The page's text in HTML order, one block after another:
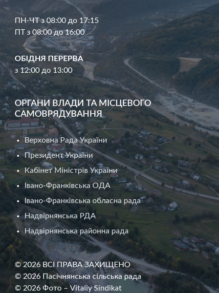
ПН-ЧТ з 08:00 до 17:15
ПТ з 08:00 до 16:00
ОБІДНЯ ПЕРЕРВА
з 12:00 до 13:00
ОРГАНИ ВЛАДИ ТА МІСЦЕВОГО
САМОВРЯДУВАННЯ
Верховна Рада України
Президент України
Кабінет Міністрів України
Івано-Франківська ОДА
Івано-Франківська обласна рада
Надвірнянська РДА
Надвірнянська районна рада
© 2026 ВСІ ПРАВА ЗАХИЩЕНО
© 2026 Пасічнянська сільська рада
© 2026 Фото – Vitaliy Sindikat